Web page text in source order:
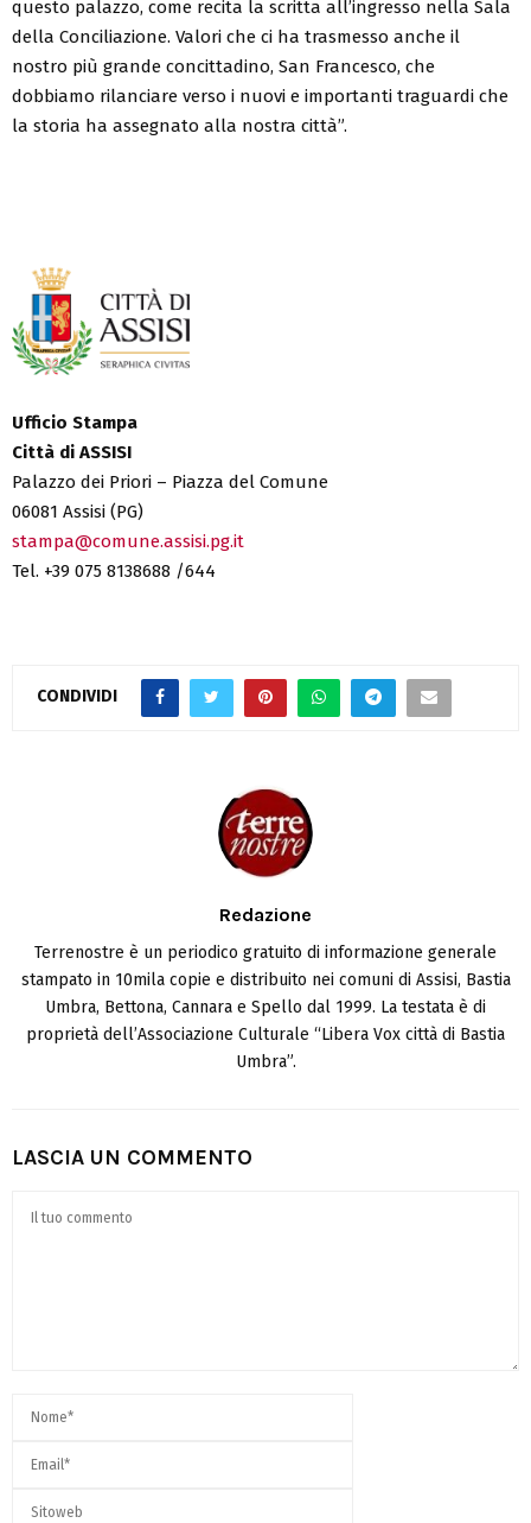
questo palazzo, come recita la scritta all’ingresso nella Sala
della Conciliazione. Valori che ci ha trasmesso anche il
nostro più grande concittadino, San Francesco, che
dobbiamo rilanciare verso i nuovi e importanti traguardi che
la storia ha assegnato alla nostra città”.
Ufficio Stampa
Città di ASSISI
Palazzo dei Priori – Piazza del Comune
06081 Assisi (PG)
stampa@comune.assisi.pg.it
Tel. +39 075 8138688 /644
CONDIVIDI
Redazione
Terrenostre è un periodico gratuito di informazione generale
stampato in 10mila copie e distribuito nei comuni di Assisi, Bastia
Umbra, Bettona, Cannara e Spello dal 1999. La testata è di
proprietà dell’Associazione Culturale “Libera Vox città di Bastia
Umbra”.
LASCIA UN COMMENTO